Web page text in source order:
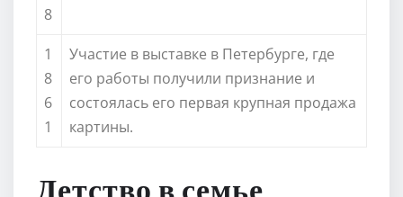
8
1
8
6
1
Участие в выставке в Петербурге, где
его работы получили признание и
состоялась его первая крупная продажа
картины.